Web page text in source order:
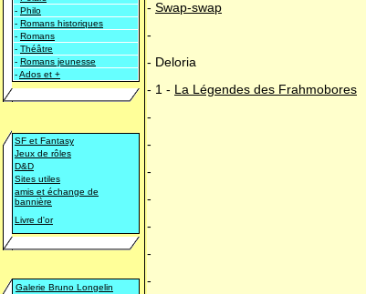
- Philo
- Romans historiques
- Romans
- Théâtre
- Romans jeunesse
-Ados et +
SF et Fantasy
Jeux de rôles
D&D
Sites utiles
amis et échange de
bannière
Livre d'or
Galerie Bruno Longelin
- Swap-swap
-
- Deloria
- 1 - La Légendes des Frahmobores
-
-
-
-
-
-
-